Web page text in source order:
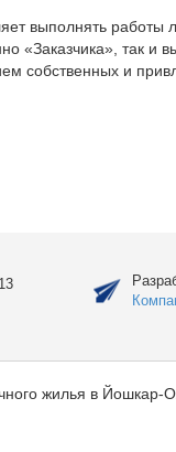
выполнять работы
«Заказчика», так и
собственных и
жилья в